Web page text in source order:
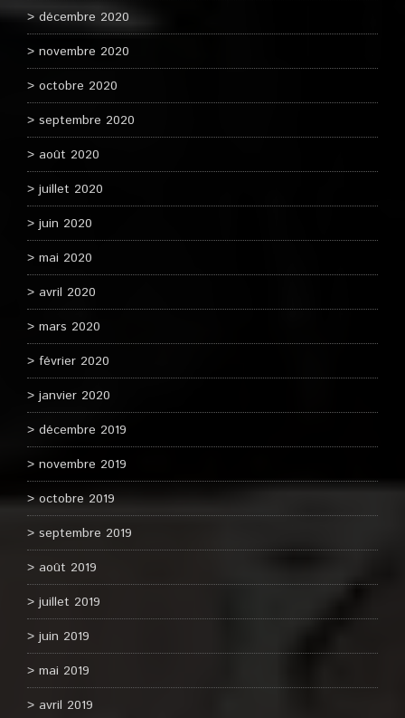
décembre 2020
novembre 2020
octobre 2020
septembre 2020
août 2020
juillet 2020
juin 2020
mai 2020
avril 2020
mars 2020
février 2020
janvier 2020
décembre 2019
novembre 2019
octobre 2019
septembre 2019
août 2019
juillet 2019
juin 2019
mai 2019
avril 2019